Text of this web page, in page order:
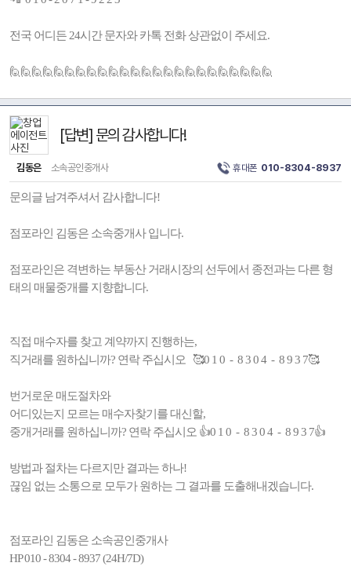
전국 어디든 24시간 문자와 카톡 전화 상관없이 주세요.
🙋🙋🙋🙋🙋🙋🙋🙋🙋🙋🙋🙋🙋🙋🙋🙋🙋🙋🙋🙋🙋🙋🙋🙋
[답변] 문의 감사합니다!
김동은 소속공인중개사 휴대폰 010-8304-8937
문의글 남겨주셔서 감사합니다!
점포라인 김동은 소속중개사 입니다.
점포라인은 격변하는 부동산 거래시장의 선두에서 종전과는 다른 형
태의 매물중개를 지향합니다.
직접 매수자를 찾고 계약까지 진행하는,
직거래를 원하십니까? 연락 주십시오 🥰0 1 0 - 8 3 0 4 - 8 9 3 7🥰
번거로운 매도절차와
어디있는지 모르는 매수자찾기를 대신할,
중개거래를 원하십니까? 연락 주십시오 👍0 1 0 - 8 3 0 4 - 8 9 3 7👍
방법과 절차는 다르지만 결과는 하나!
끊임 없는 소통으로 모두가 원하는 그 결과를 도출해내겠습니다.
점포라인 김동은 소속공인중개사
HP 010 - 8304 - 8937 (24H/7D)